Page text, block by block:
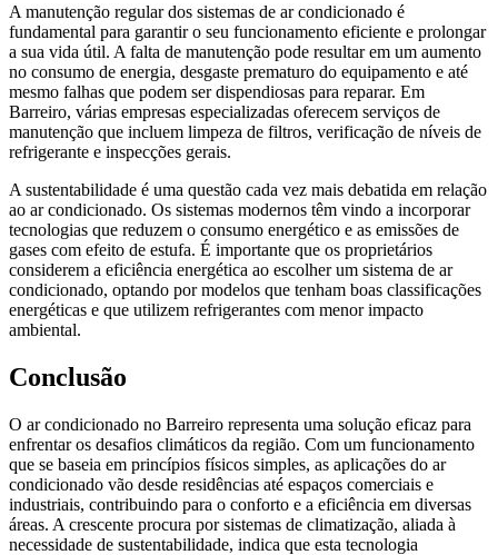
A manutenção regular dos sistemas de ar condicionado é
fundamental para garantir o seu funcionamento eficiente e prolongar
a sua vida útil. A falta de manutenção pode resultar em um aumento
no consumo de energia, desgaste prematuro do equipamento e até
mesmo falhas que podem ser dispendiosas para reparar. Em
Barreiro, várias empresas especializadas oferecem serviços de
manutenção que incluem limpeza de filtros, verificação de níveis de
refrigerante e inspecções gerais.
A sustentabilidade é uma questão cada vez mais debatida em relação
ao ar condicionado. Os sistemas modernos têm vindo a incorporar
tecnologias que reduzem o consumo energético e as emissões de
gases com efeito de estufa. É importante que os proprietários
considerem a eficiência energética ao escolher um sistema de ar
condicionado, optando por modelos que tenham boas classificações
energéticas e que utilizem refrigerantes com menor impacto
ambiental.
Conclusão
O ar condicionado no Barreiro representa uma solução eficaz para
enfrentar os desafios climáticos da região. Com um funcionamento
que se baseia em princípios físicos simples, as aplicações do ar
condicionado vão desde residências até espaços comerciais e
industriais, contribuindo para o conforto e a eficiência em diversas
áreas. A crescente procura por sistemas de climatização, aliada à
necessidade de sustentabilidade, indica que esta tecnologia